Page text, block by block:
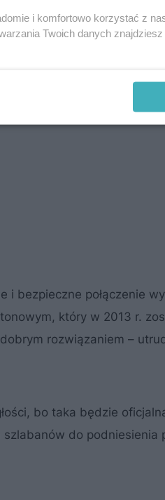
i bezpieczne połączenie
który w 2013 r.
rozwiązaniem –
bo taka będzie
do podniesienia
i komfortowo korzystać z
Twoich danych